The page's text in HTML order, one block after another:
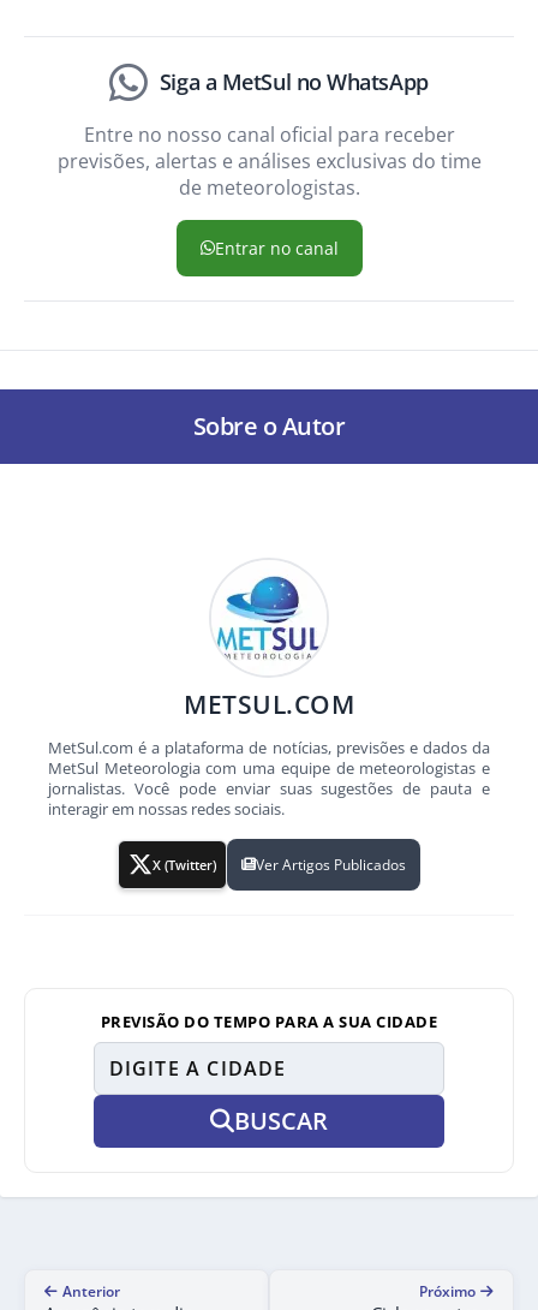
Siga a MetSul no WhatsApp
Entre no nosso canal oficial para receber
previsões, alertas e análises exclusivas do time
de meteorologistas.
Entrar no canal
Sobre o Autor
METSUL.COM
MetSul.com é a plataforma de notícias, previsões e dados da
MetSul Meteorologia com uma equipe de meteorologistas e
jornalistas. Você pode enviar suas sugestões de pauta e
interagir em nossas redes sociais.
X (Twitter) Ver Artigos Publicados
PREVISÃO DO TEMPO PARA A SUA CIDADE
BUSCAR
Anterior Próximo